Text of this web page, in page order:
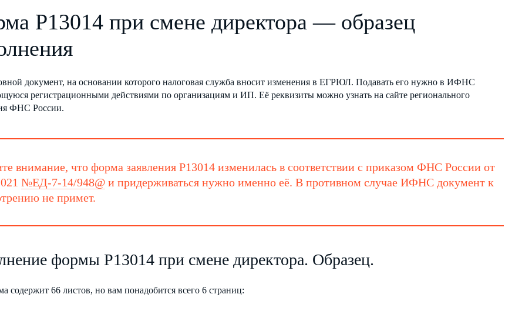
Р13014 при смене директора — образец
документ, на основании которого налоговая служба вносит изменения в ЕГРЮЛ. Подавать его нужно в ИФНС
регистрационными действиями по организациям и ИП. Её реквизиты можно узнать на сайте регионального
ФНС России.
внимание, что форма заявления Р13014 изменилась в соответствии с приказом ФНС России от
№ЕД-7-14/948@ и придерживаться нужно именно её. В противном случае ИФНС документ к
не примет.
формы Р13014 при смене директора. Образец.
содержит 66 листов, но вам понадобится всего 6 страниц: